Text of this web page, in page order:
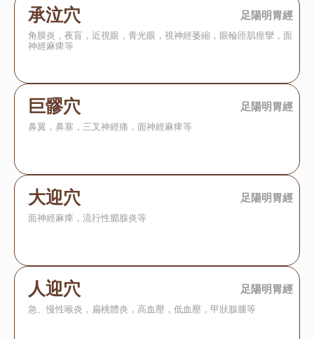
承泣穴 足陽明胃經
角膜炎，夜盲，近視眼，青光眼，視神經萎縮，眼輪匝肌痙攣，面
神經麻痺等
巨髎穴 足陽明胃經
鼻翼，鼻塞，三叉神經痛，面神經麻痺等
大迎穴 足陽明胃經
面神經麻痺，流行性腮腺炎等
人迎穴 足陽明胃經
急、慢性喉炎，扁桃體炎，高血壓，低血壓，甲狀腺腫等